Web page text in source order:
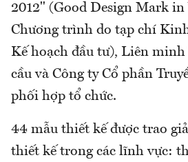
2012" (Good Design Mark
Chương trình do tạp chí
Kế hoạch đầu tư), Liên minh
cầu và Công ty Cổ phần
phối hợp tổ chức.
44 mẫu thiết kế được trao
thiết kế trong các lĩnh vực: